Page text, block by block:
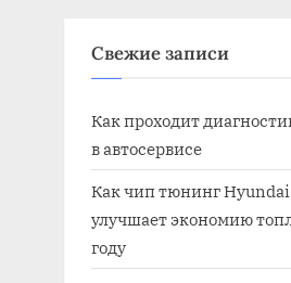
Свежие записи
Как проходит
в автосервисе
Как чип тюнинг
улучшает экономию
году